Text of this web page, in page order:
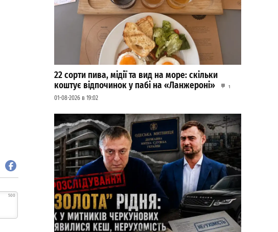
500
22 сорти пива, мідії та вид на море: скільки
коштує відпочинок у пабі на «Ланжероні»
1
01-08-2026 в 19:02